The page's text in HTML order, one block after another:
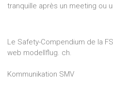
tranquille après un meeting ou
Le Safety-Compendium de la
web modellflug. ch.
Kommunikation SMV